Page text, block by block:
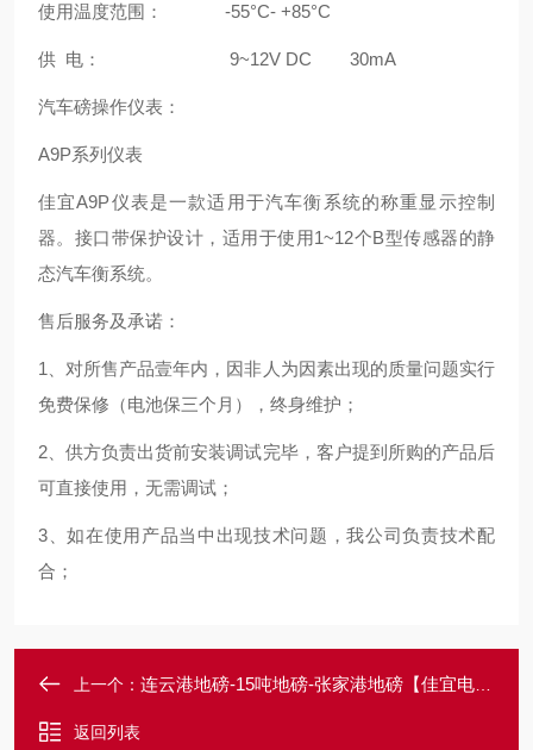
使用温度范围： -55°C- +85°C
供 电： 9~12V DC 30mA
汽车磅操作仪表：
A9P系列仪表
佳宜A9P仪表是一款适用于汽车衡系统的称重显示控制
器。接口带保护设计，适用于使用1~12个B型传感器的静
态汽车衡系统。
售后服务及承诺：
1、对所售产品壹年内，因非人为因素出现的质量问题实行
免费保修（电池保三个月），终身维护；
2、供方负责出货前安装调试完毕，客户提到所购的产品后
可直接使用，无需调试；
3、如在使用产品当中出现技术问题，我公司负责技术配
合；
上一个： 连云港地磅-15吨地磅-张家港地磅【佳宜电子】
返回列表